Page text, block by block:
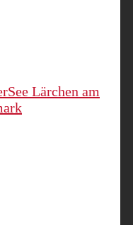
See Lärchen am